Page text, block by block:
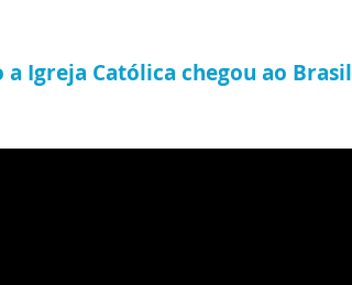
Igreja Católica chegou ao Brasil